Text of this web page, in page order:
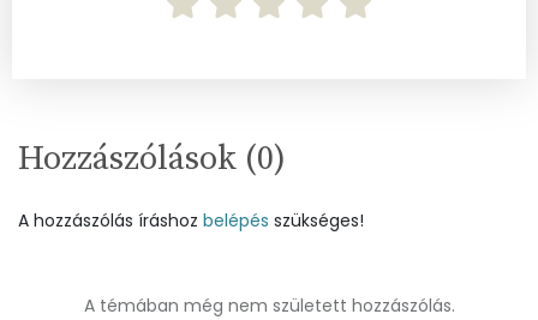
Hozzászólások (0)
A hozzászólás íráshoz belépés szükséges!
A témában még nem született hozzászólás.